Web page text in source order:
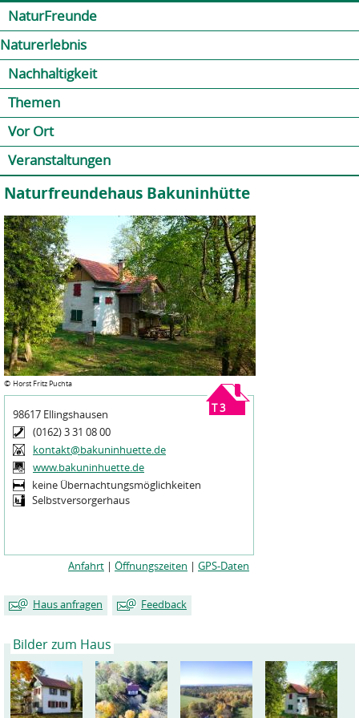
NaturFreunde
Naturerlebnis
Nachhaltigkeit
Themen
Vor Ort
Veranstaltungen
Naturfreundehaus Bakuninhütte
© Horst Fritz Puchta
T 3
98617 Ellingshausen
(0162) 3 31 08 00
kontakt@bakuninhuette.de
www.bakuninhuette.de
keine Übernachtungsmöglichkeiten
Selbstversorgerhaus
Anfahrt | Öffnungszeiten | GPS-Daten
Haus anfragen Feedback
Mein Name*
Meine E-Mailadresse*
Mein Name*
Meine E-Mailadresse*
Bilder zum Haus